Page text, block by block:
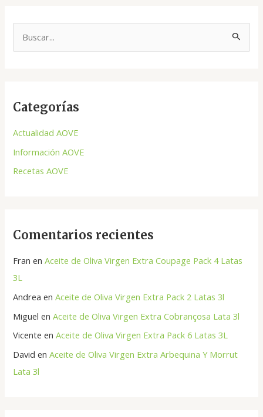
u
a
o
r
Categorías
Actualidad AOVE
Información AOVE
Recetas AOVE
Comentarios recientes
Fran enAceite de Oliva Virgen Extra Coupage Pack 4 Latas
3L
Andrea enAceite de Oliva Virgen Extra Pack 2 Latas 3l
Miguel enAceite de Oliva Virgen Extra Cobrançosa Lata 3l
Vicente enAceite de Oliva Virgen Extra Pack 6 Latas 3L
David enAceite de Oliva Virgen Extra Arbequina Y Morrut
Lata 3l